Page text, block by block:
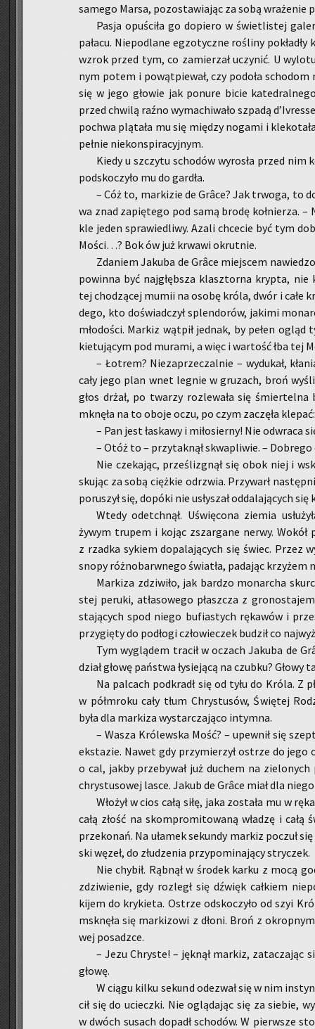
sa­me­go Marsa, po­zo­sta­wia­jąc za sobą wra­że­nie
Pasja opu­ści­ła go do­pie­ro w świe­tli­stej
pa­ła­cu. Nie­pod­la­ne eg­zo­tycz­ne ro­śli­ny
wzrok przed tym, co za­mie­rzał uczy­nić. U
nym potem i po­wąt­pie­wał, czy po­do­ła scho­dom
się w jego gło­wie jak po­nu­re bicie
przed chwi­lą raźno wy­ma­chi­wa­ło szpa­dą
po­chwa plą­ta­ła mu się mię­dzy no­ga­mi i
peł­nie nie­kon­spi­ra­cyj­nym.
Kiedy u szczy­tu scho­dów wy­ro­sła przed
pod­sko­czy­ło mu do gar­dła.
– Cóż to, mar­ki­zie de Grâce? Jak trwo­ga, to
wa znad za­pię­te­go pod samą brodę koł­nie­rza.
kle jeden spra­wie­dli­wy. Azali chce­cie być tym
Mości…? Bok ów już krwa­wi okrut­nie.
Zda­niem Ja­ku­ba de Grâce miej­scem
po­win­na być naj­głęb­sza klasz­tor­na kryp­ta, nie
tej cho­dzą­cej mumii na osobę króla, dwór i całe
de­go, kto do­świad­czył splen­do­rów, ja­ki­mi
mło­do­ści. Mar­kiz wąt­pił jed­nak, by pełen
kie­tu­ją­cym pod mu­ra­mi, a więc i war­tość łba tej
– Ło­trem? Nie­za­prze­czal­nie – wy­du­kał,
cały jego plan wnet le­gnie w gru­zach, broń
głos drżał, po twa­rzy roz­le­wa­ła się
mknę­ła na to oboje oczu, po czym za­czę­ła kle­pać:
– Pan jest ła­ska­wy i mi­ło­sier­ny! Nie od­wra­ca
– Otóż to – przy­tak­nął skwa­pli­wie. –
Nie cze­ka­jąc, prze­śli­zgnął się obok niej i
sku­jąc za sobą cięż­kie odrzwia. Przy­warł
po­ru­szył się, do­pó­ki nie usły­szał od­da­la­ją­cych się
Wtedy ode­tchnął. Uświę­co­na zie­mia
żywym tru­pem i kojąc zszar­ga­ne nerwy. Wokół
z rzad­ka sy­kiem do­pa­la­ją­cych się świec. Przez
snopy róż­no­barw­ne­go świa­tła, pa­da­jąc krzy­żem
Mar­ki­za zdzi­wi­ło, jak bar­dzo mo­nar­cha
stej pe­ru­ki, atła­so­we­go płasz­cza z
sta­ją­cych spod niego bu­fia­stych rę­ka­wów i
przy­gię­ty do pod­ło­gi czło­wie­czek bu­dził co
Tym wy­glą­dem tra­cił w oczach Ja­ku­ba de
dział głowę pań­stwa ły­sie­ją­cą na czub­ku?
Na pal­cach pod­kradł się od tyłu do Króla. Z
w pół­mro­ku cały tłum Chry­stu­sów, Świę­tej
była dla mar­ki­za wy­star­cza­ją­co in­tym­na.
– Wasza Kró­lew­ska Mość? – upew­nił się
eks­ta­zie. Nawet gdy przy­mie­rzył ostrze do jego
o cal, jakby prze­by­wał już du­chem na
chry­stu­so­wej lasce. Jakub de Grâce miał dla
Wło­żył w cios całą siłę, jaka zo­sta­ła mu w
całą złość na skom­pro­mi­to­wa­ną wła­dzę i całą
prze­ko­nań. Na uła­mek se­kun­dy mar­kiz po­czuł
ski węzeł, do złu­dze­nia przy­po­mi­na­ją­cy stry­czek.
Nie chy­bił. Rąb­nął w śro­dek karku z mocą
zdzi­wie­nie, gdy roz­legł się dźwięk cał­kiem
kijem do kry­kie­ta. Ostrze od­sko­czy­ło od szyi
msknę­ła się mar­ki­zo­wi z dłoni. Broń z
wej po­sadz­ce.
– Jezu Chry­ste! – jęk­nął mar­kiz, za­ta­cza­jąc
głowę.
W ciągu kilku se­kund ode­zwał się w nim
cił się do uciecz­ki. Nie oglą­da­jąc się za sie­bie,
w dwóch su­sach do­padł scho­dów. W pierw­sze